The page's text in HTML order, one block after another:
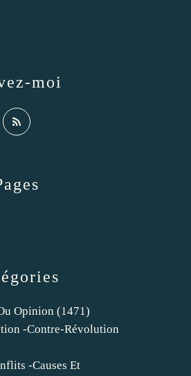
Opinion (1471)
-contre-Révolution
-causes Et
moi